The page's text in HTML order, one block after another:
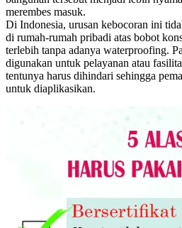
merembes masuk.
Di Indonesia, urusan kebocoran ini
di rumah-rumah pribadi atas bobot
terlebih tanpa adanya waterproofing.
digunakan untuk pelayanan atau
tentunya harus dihindari sehingga
untuk diaplikasikan.